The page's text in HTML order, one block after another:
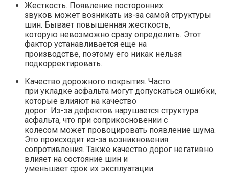
Жесткость. Появление посторонних
звуков может возникать из-за самой структуры
шин. Бывает повышенная жесткость,
которую невозможно сразу определить. Этот
фактор устанавливается еще на
производстве, поэтому его никак нельзя
подкорректировать.
Качество дорожного покрытия. Часто
при укладке асфальта могут допускаться ошибки,
которые влияют на качество
дорог. Из-за дефектов нарушается структура
асфальта, что при соприкосновении с
колесом может провоцировать появление шума.
Это происходит из-за возникновения
сопротивления. Также качество дорог негативно
влияет на состояние шин и
уменьшает срок их эксплуатации.